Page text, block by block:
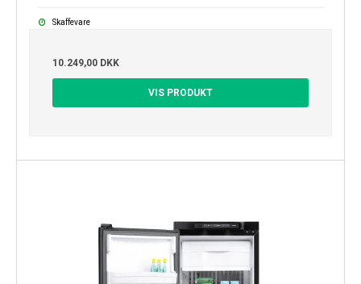
Skaffevare
10.249,00 DKK
VIS PRODUKT